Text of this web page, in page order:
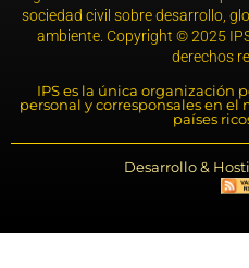
sociedad civil sobre desarrollo,
ambiente. Copyright © 2025
derechos
IPS es la única organización
personal y corresponsales en
países
Desarrollo &